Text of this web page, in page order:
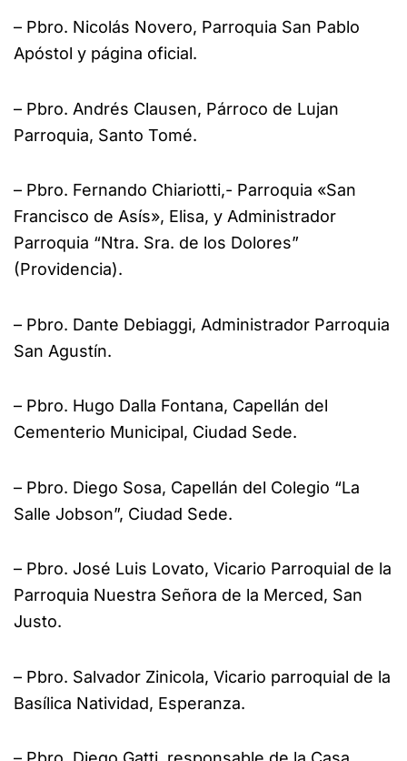
– Pbro. Nicolás Novero, Parroquia San Pablo
Apóstol y página oficial.
– Pbro. Andrés Clausen, Párroco de Lujan
Parroquia, Santo Tomé.
– Pbro. Fernando Chiariotti,- Parroquia «San
Francisco de Asís», Elisa, y Administrador
Parroquia “Ntra. Sra. de los Dolores”
(Providencia).
– Pbro. Dante Debiaggi, Administrador Parroquia
San Agustín.
– Pbro. Hugo Dalla Fontana, Capellán del
Cementerio Municipal, Ciudad Sede.
– Pbro. Diego Sosa, Capellán del Colegio “La
Salle Jobson”, Ciudad Sede.
– Pbro. José Luis Lovato, Vicario Parroquial de la
Parroquia Nuestra Señora de la Merced, San
Justo.
– Pbro. Salvador Zinicola, Vicario parroquial de la
Basílica Natividad, Esperanza.